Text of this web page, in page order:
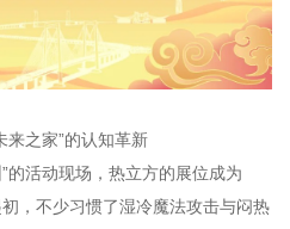
来之家”的认知革新
的活动现场，热立方的展位成为
，不少习惯了湿冷魔法攻击与闷热